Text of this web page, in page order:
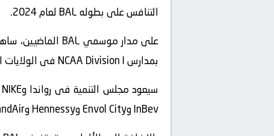
التنافس على بطوله ‏BAL‏ لعام 2024.
بمدارس ‏NCAA Division I‏ فى الولايات المتحدة، أو توقيع عقود احترافية مثل NBA G League Ignite.
InBev وEnvol City وHennessy وRwandAir.